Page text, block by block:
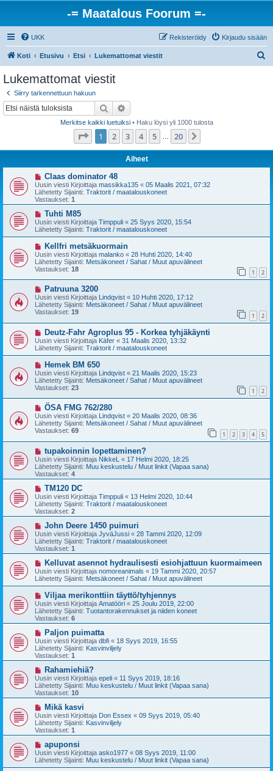
-= Maatalous Foorum =-
UKK Kirjaudu sisään
Rekisteröidy
Koti Etusivu Etsi Lukemattomat viestit
Lukemattomat viestit
Siirry tarkennettuun hakuun
Etsi
Merkitse kaikki luetuiksi• Haku löysi yli 1000 tulosta
Sivu /20
1 2 3 4 5 20
Aiheet
U
u
s
i
v
s
t
Claas dominator 48
Uusin viesti Kirjoittaja massikka135 « 05 Maalis 2021, 07:32
Lähetetty Sijainti: Traktorit / maatalouskoneet
Vastaukset: 1
U
u
s
i
v
e
s
t
i
Tuhti M85
Uusin viesti Kirjoittaja Timppuli « 25 Syys 2020, 15:54
Lähetetty Sijainti: Traktorit / maatalouskoneet
U
u
s
i
v
i
s
t
i
Kellfri metsäkuormain
Uusin viesti Kirjoittaja malanko « 28 Huhti 2020, 14:40
Lähetetty Sijainti: Metsäkoneet / Sahat / Muut apuvälineet
Vastaukset: 18 1 2
U
u
s
i
v
i
e
s
t
Patruuna 3200
Uusin viesti Kirjoittaja Lindqvist « 10 Huhti 2020, 17:12
Lähetetty Sijainti: Metsäkoneet / Sahat / Muut apuvälineet
Vastaukset: 19 1 2
U
u
s
i
v
e
s
t
i
Deutz-Fahr Agroplus 95 - Korkea tyhjäkäynti
Uusin viesti Kirjoittaja Käfer « 31 Maalis 2020, 13:32
Lähetetty Sijainti: Traktorit / maatalouskoneet
U
u
s
i
v
i
e
s
t
i
Hemek BM 650
Uusin viesti Kirjoittaja Lindqvist « 21 Maalis 2020, 15:23
Lähetetty Sijainti: Metsäkoneet / Sahat / Muut apuvälineet
Vastaukset: 23 1 2
U
u
s
i
i
e
s
t
i
ÖSA FMG 762/280
Uusin viesti Kirjoittaja Lindqvist « 20 Maalis 2020, 08:36
Lähetetty Sijainti: Metsäkoneet / Sahat / Muut apuvälineet
Vastaukset: 69 1 2 3 4 5
U
u
s
i
v
s
t
i
tupakoinnin lopettaminen?
Uusin viesti Kirjoittaja NikkeL « 17 Helmi 2020, 18:25
Lähetetty Sijainti: Muu keskustelu / Muut linkit (Vapaa sana)
Vastaukset: 4
U
u
s
i
v
e
s
t
i
TM120 DC
Uusin viesti Kirjoittaja Timppuli « 13 Helmi 2020, 10:44
Lähetetty Sijainti: Traktorit / maatalouskoneet
Vastaukset: 2
U
u
s
i
v
e
s
t
John Deere 1450 puimuri
Uusin viesti Kirjoittaja JyväJussi « 28 Tammi 2020, 12:09
Lähetetty Sijainti: Traktorit / maatalouskoneet
Vastaukset: 1
U
u
s
i
v
e
s
t
Kelluvat asennot hydraulisesti esiohjattuun kuormaimeen
Uusin viesti Kirjoittaja nomoreanimals « 19 Tammi 2020, 20:57
Lähetetty Sijainti: Metsäkoneet / Sahat / Muut apuvälineet
U
u
s
i
v
e
s
t
i
Viljaa merikonttiin täyttö/tyhjennys
Uusin viesti Kirjoittaja Amatööri « 25 Joulu 2019, 22:00
Lähetetty Sijainti: Tuotantorakennukset ja niiden koneet
Vastaukset: 6
U
u
s
i
v
e
s
t
i
Paljon puimatta
Uusin viesti Kirjoittaja dbfi « 18 Syys 2019, 16:55
Lähetetty Sijainti: Kasvinviljely
Vastaukset: 1
U
u
s
i
v
e
s
t
i
Rahamiehiä?
Uusin viesti Kirjoittaja epeli « 11 Syys 2019, 18:16
Lähetetty Sijainti: Muu keskustelu / Muut linkit (Vapaa sana)
Vastaukset: 10
U
u
s
i
v
e
s
t
Mikä kasvi
Uusin viesti Kirjoittaja Don Essex « 09 Syys 2019, 05:40
Lähetetty Sijainti: Kasvinviljely
Vastaukset: 1
U
u
s
i
apuponsi
Uusin viesti Kirjoittaja asko1977 « 08 Syys 2019, 11:00
Lähetetty Sijainti: Muu keskustelu / Muut linkit (Vapaa sana)